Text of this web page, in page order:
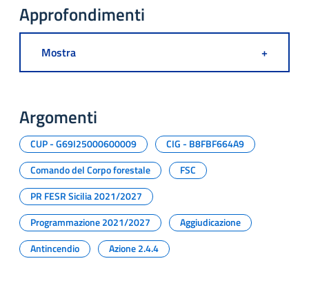
Approfondimenti
Mostra +
Argomenti
CUP - G69I25000600009
CIG - B8FBF664A9
Comando del Corpo forestale
FSC
PR FESR Sicilia 2021/2027
Programmazione 2021/2027
Aggiudicazione
Antincendio
Azione 2.4.4